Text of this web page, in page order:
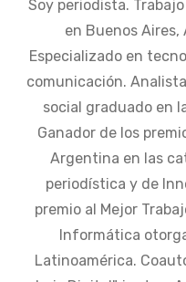
Soy periodista.
en Buenos
Especializado en
comunicación.
social graduado en
Ganador de los
Argentina en las
periodística y de
premio al Mejor
Informática
Latinoamérica.